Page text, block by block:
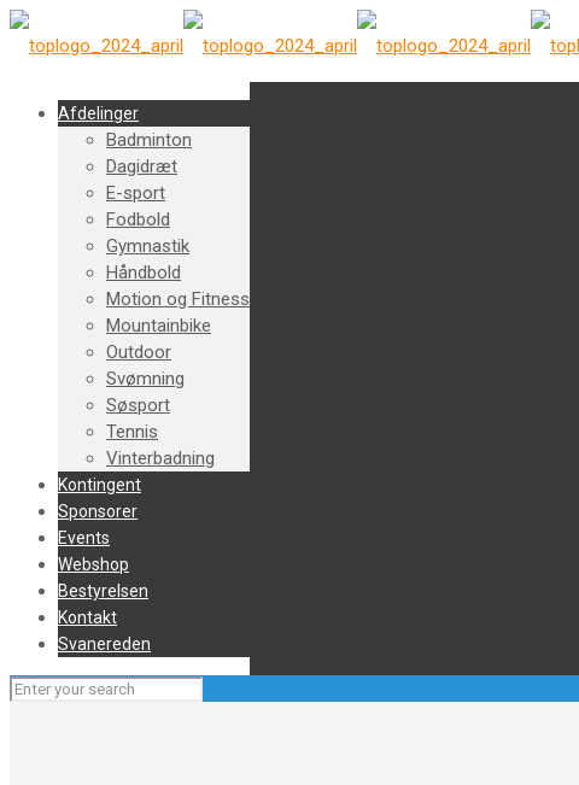
Afdelinger
Badminton
Dagidræt
E-sport
Fodbold
Gymnastik
Håndbold
Motion og Fitness
Mountainbike
Outdoor
Svømning
Søsport
Tennis
Vinterbadning
Kontingent
Sponsorer
Events
Webshop
Bestyrelsen
Kontakt
Svanereden